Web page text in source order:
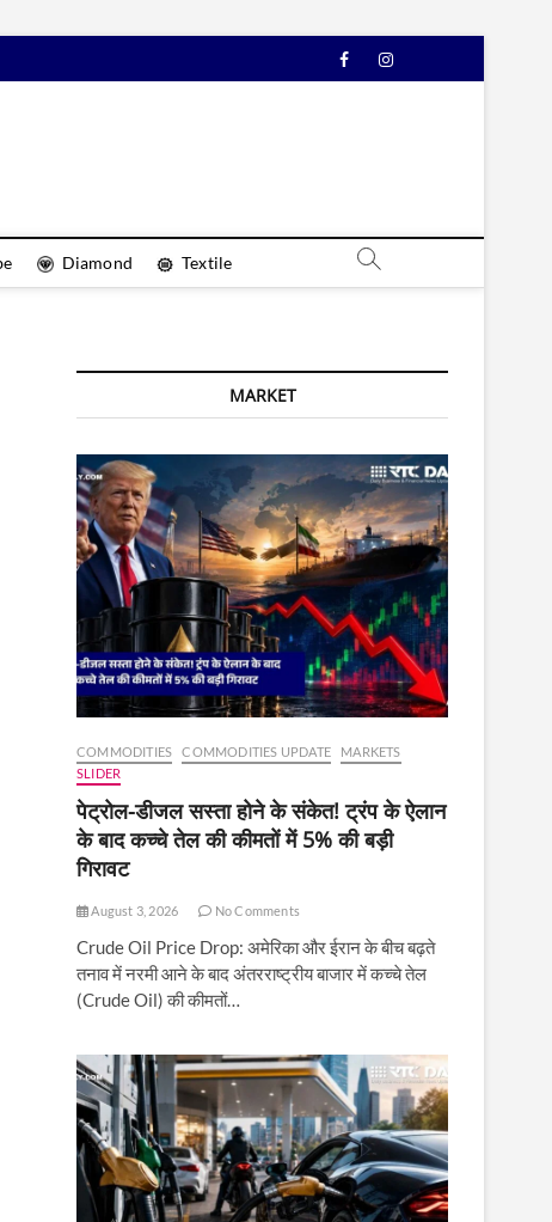
FacebookInstagram
Diamond Textile
MARKET
COMMODITIES COMMODITIES UPDATE
MARKETS
SLIDER
पेट्रोल-डीजल सस्ता होने के संकेत! ट्रंप के ऐलान
के बाद कच्चे तेल की कीमतों में 5% की बड़ी
गिरावट
August 3, 2026 No Comments
Crude Oil Price Drop: अमेरिका और ईरान के बीच बढ़ते
तनाव में नरमी आने के बाद अंतरराष्ट्रीय बाजार में कच्चे तेल
(Crude Oil) की कीमतों…